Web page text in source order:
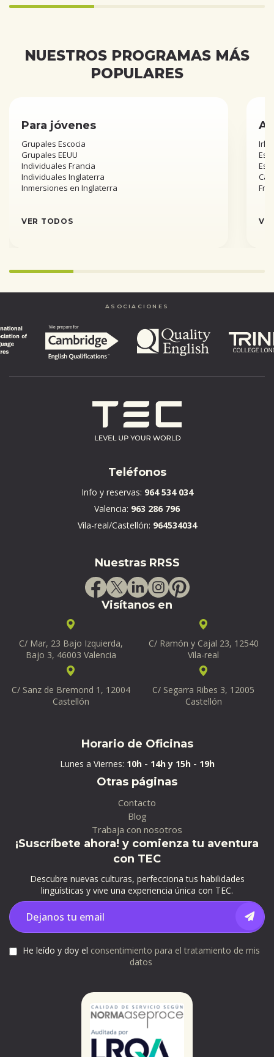
33.333333333333336%
NUESTROS PROGRAMAS MÁS
POPULARES
Para jóvenes
Grupales Escocia
Grupales EEUU
Individuales Francia
Individuales Inglaterra
Inmersiones en Inglaterra
VER TODOS
25%
completed
ASOCIACIONES
Teléfonos
Info y reservas: 964 534 034
Valencia: 963 286 796
Vila-real/Castellón: 964534034
Nuestras RRSS
Visítanos en
C/ Mar, 23 Bajo Izquierda,
Bajo 3, 46003 Valencia
C/ Ramón y Cajal 23, 12540
Vila-real
C/ Sanz de Bremond 1, 12004
Castellón
C/ Segarra Ribes 3, 12005
Castellón
Horario de Oficinas
Lunes a Viernes: 10h - 14h y 15h - 19h
Otras páginas
Contacto
Blog
Trabaja con nosotros
¡Suscríbete ahora! y comienza tu aventura
con TEC
Descubre nuevas culturas, perfecciona tus habilidades
lingüísticas y vive una experiencia única con TEC.
He leído y doy el consentimiento para el tratamiento de mis
datos